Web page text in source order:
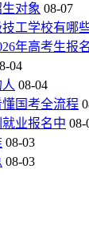
对象 08-07
工学校有哪
年高考生报名
04
08-04
国考全流程
业报名中 08-
08-03
08-03